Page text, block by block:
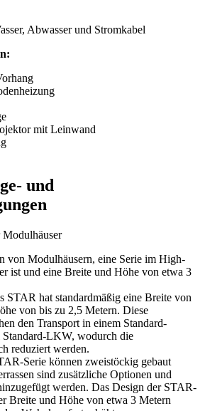
Abwasser und Stromkabel
mit Leinwand
und
von Modulhäusern, eine Serie im High-
ist und eine Breite und Höhe von etwa 3
STAR hat standardmäßig eine Breite von
von bis zu 2,5 Metern. Diese
den Transport in einem Standard-
Standard-LKW, wodurch die
reduziert werden.
Serie können zweistöckig gebaut
sind zusätzliche Optionen und
werden. Das Design der STAR-
Breite und Höhe von etwa 3 Metern